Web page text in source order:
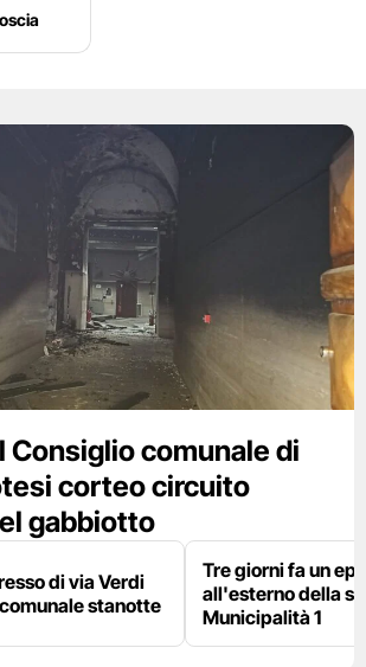
Consiglio comunale di
corteo circuito
gabbiotto
di via Verdi
stanotte
Tre giorni fa un
all'esterno della
Municipalità 1